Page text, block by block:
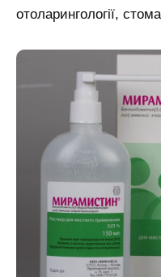
отоларингології,